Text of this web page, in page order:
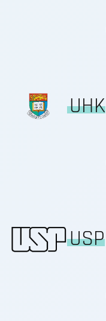
UHK
USP